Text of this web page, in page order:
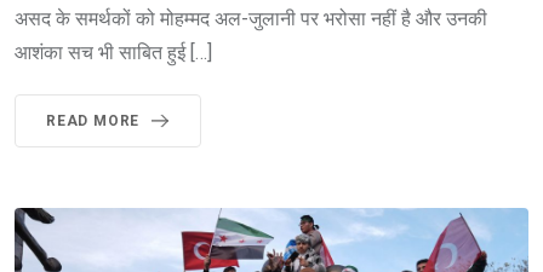
असद के समर्थकों को मोहम्मद अल-जुलानी पर भरोसा नहीं है और उनकी
आशंका सच भी साबित हुई […]
READ MORE